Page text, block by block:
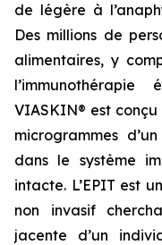
de légère à
Des millions de
alimentaires, y
VIASKIN® est
microgrammes
dans le système
intacte. L’EPIT est
non invasif
jacente d’un